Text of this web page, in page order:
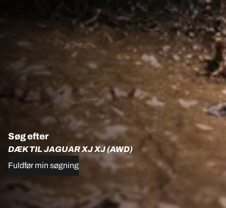
Søg efter
DÆK TIL JAGUAR XJ XJ (AWD)
Fuldfør min søgning